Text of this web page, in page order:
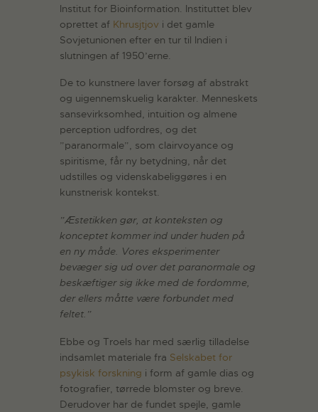
Institut for Bioinformation. Instituttet blev
oprettet af Khrusjtjov i det gamle
Sovjetunionen efter en tur til Indien i
slutningen af 1950’erne.
De to kunstnere laver forsøg af abstrakt
og uigennemskuelig karakter. Menneskets
sansevirksomhed, intuition og almene
perception udfordres, og det
”paranormale”, som clairvoyance og
spiritisme, får ny betydning, når det
udstilles og videnskabeliggøres i en
kunstnerisk kontekst.
”Æstetikken gør, at konteksten og
konceptet kommer ind under huden på
en ny måde. Vores eksperimenter
bevæger sig ud over det paranormale og
beskæftiger sig ikke med de fordomme,
der ellers måtte være forbundet med
feltet.”
Ebbe og Troels har med særlig tilladelse
indsamlet materiale fra Selskabet for
psykisk forskning i form af gamle dias og
fotografier, tørrede blomster og breve.
Derudover har de fundet spejle, gamle